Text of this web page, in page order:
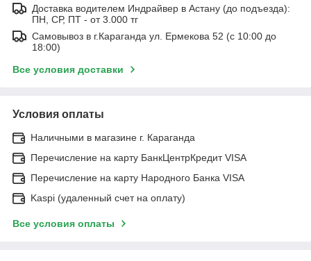
Доставка водителем Индрайвер в Астану (до подъезда):
ПН, СР, ПТ - от 3.000 тг
Самовывоз в г.Караганда ул. Ермекова 52 (с 10:00 до
18:00)
Все условия доставки
Условия оплаты
Наличными в магазине г. Караганда
Перечисление на карту БанкЦентрКредит VISA
Перечисление на карту Народного Банка VISA
Kaspi (удаленный счет на оплату)
Все условия оплаты